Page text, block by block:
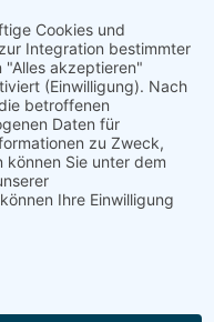
Aufstriche & Co,
& Snacks, Weitere
Eier, Eis,